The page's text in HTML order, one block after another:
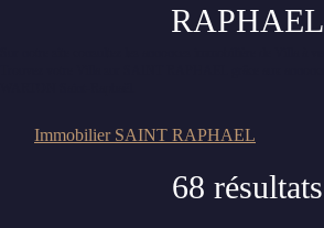
RAPHAEL
Immobilier SAINT RAPHAEL
68 résultats